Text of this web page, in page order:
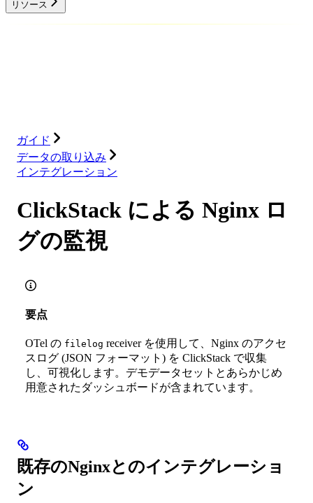
リソース
ガイド
データの取り込み
インテグレーション
ClickStack による Nginx ロ
グの監視
要点
OTel の filelog receiver を使用して、Nginx のアクセ
スログ (JSON フォーマット) を ClickStack で収集
し、可視化します。デモデータセットとあらかじめ
用意されたダッシュボードが含まれています。
既存のNginxとのインテグレーショ
ン